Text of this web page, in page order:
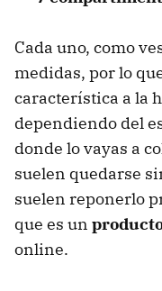
Cada uno, como
medidas, por lo
característica a la
dependiendo del
donde lo vayas a
suelen quedarse
suelen reponerlo
que es un
online.